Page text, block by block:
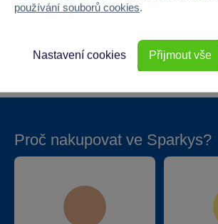
Hmotnost v gramech 77
Proč nakupovat ve Sparkys?
používání souborů cookies.
Nastavení cookies Přijmout vše